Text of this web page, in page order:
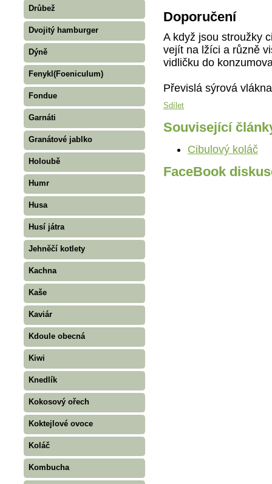
Drůbež
Dvojitý hamburger
Dýně
Fenykl(Foeniculum)
Fondue
Garnáti
Granátové jablko
Holoubě
Humr
Husa
Husí játra
Jehněčí kotlety
Kachna
Kaše
Kaviár
Kdoule obecná
Kiwi
Knedlík
Kokosový ořech
Koktejlové ovoce
Koláč
Kombucha
Doporučení
A když jsou stroužky
vejít na lžíci a různě
vidličku do
Převislá sýrová
Sdílet
Související
Cibulový koláč
FaceBook